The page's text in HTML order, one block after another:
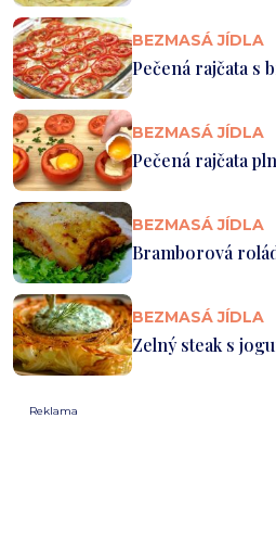
BEZMASÁ JÍDLA
Pečená rajčata s
BEZMASÁ JÍDLA
Pečená rajčata
BEZMASÁ JÍDLA
Bramborová
BEZMASÁ JÍDLA
Zelný steak s
Reklama